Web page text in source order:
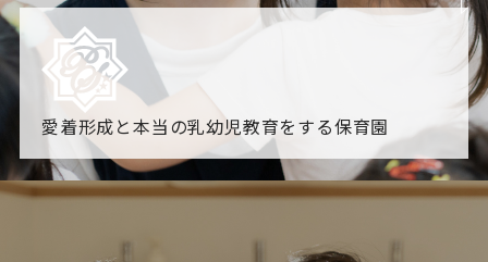
愛着形成と本当の乳幼児教育をする保育園
園からのお知らせ
「すくすく子育て」でリトルスター保育園が紹介されま